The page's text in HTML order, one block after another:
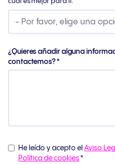
¿Quieres añadir alguna
contactemos?*
He leído y acepto el Aviso
Política de cookies*